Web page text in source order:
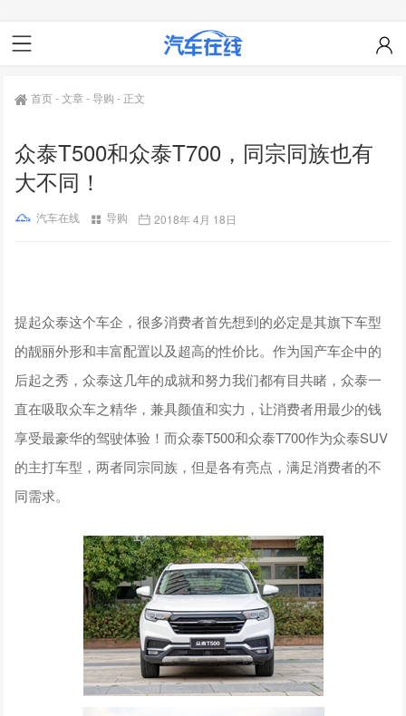
首页-文章-导购 - 正文
众泰T500和众泰T700，同宗同族也有
大不同！
汽车在线 导购 2018年 4月 18日
提起众泰这个车企，很多消费者首先想到的必定是其旗下车型
的靓丽外形和丰富配置以及超高的性价比。作为国产车企中的
后起之秀，众泰这几年的成就和努力我们都有目共睹，众泰一
直在吸取众车之精华，兼具颜值和实力，让消费者用最少的钱
享受最豪华的驾驶体验！而众泰T500和众泰T700作为众泰SUV
的主打车型，两者同宗同族，但是各有亮点，满足消费者的不
同需求。